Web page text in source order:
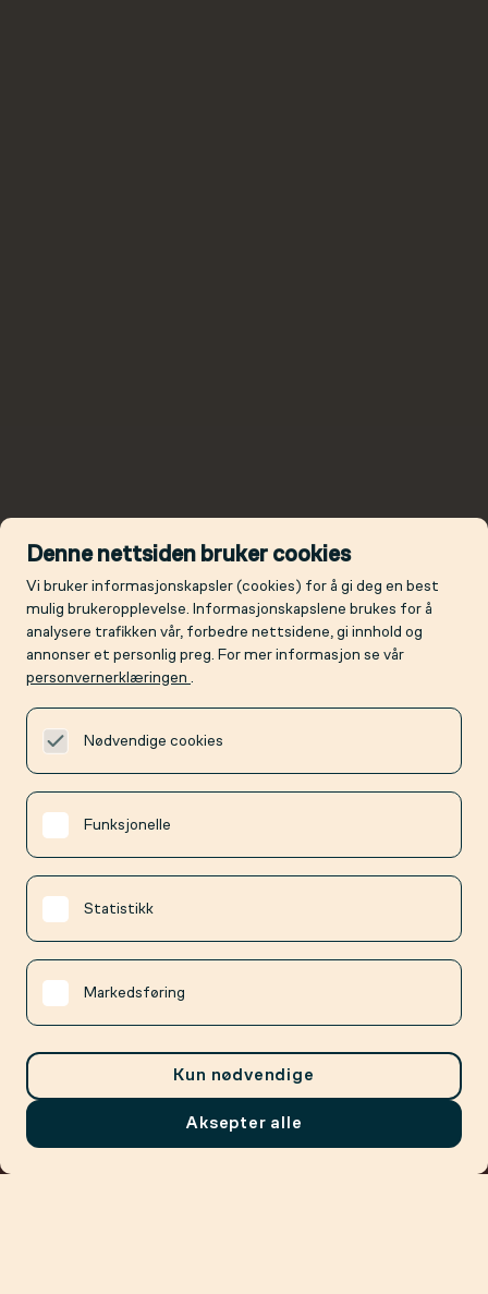
Meny
Denne nettsiden bruker cookies
Vi bruker informasjonskapsler (cookies) for å gi deg en best
mulig brukeropplevelse. Informasjonskapslene brukes for å
analysere trafikken vår, forbedre nettsidene, gi innhold og
annonser et personlig preg. For mer informasjon se vår
personvernerklæringen .
Nødvendige cookies
Funksjonelle
Statistikk
Markedsføring
Kun nødvendige
Aksepter alle